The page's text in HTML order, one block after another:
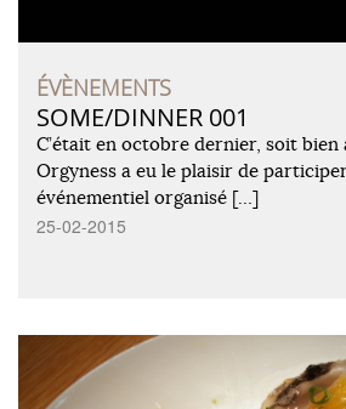
ÉVÈNEMENTS
SOME/DINNER 001
C’était en octobre dernier, soit bien
Orgyness a eu le plaisir de
événementiel organisé […]
25-02-2015